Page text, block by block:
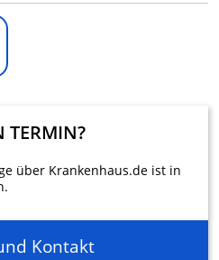
TERMIN?
über Krankenhaus.de ist in
Kontakt